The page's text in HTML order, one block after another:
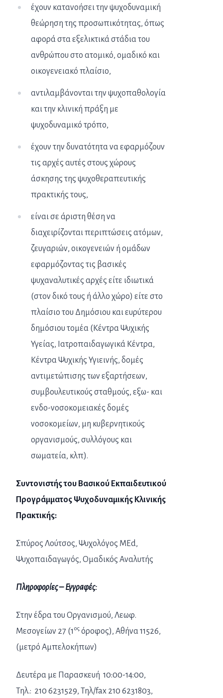
έχουν κατανοήσει την ψυχοδυναμική
θεώρηση της προσωπικότητας, όπως
αφορά στα εξελικτικά στάδια του
ανθρώπου στο ατομικό, ομαδικό και
οικογενειακό πλαίσιο,
αντιλαμβάνονται την ψυχοπαθολογία
και την κλινική πράξη με
ψυχοδυναμικό τρόπο,
έχουν την δυνατότητα να εφαρμόζουν
τις αρχές αυτές στους χώρους
άσκησης της ψυχοθεραπευτικής
πρακτικής τους,
είναι σε άριστη θέση να
διαχειρίζονται περιπτώσεις ατόμων,
ζευγαριών, οικογενειών ή ομάδων
εφαρμόζοντας τις βασικές
ψυχαναλυτικές αρχές είτε ιδιωτικά
(στον δικό τους ή άλλο χώρο) είτε στο
πλαίσιο του Δημόσιου και ευρύτερου
δημόσιου τομέα (Κέντρα Ψυχικής
Υγείας, Ιατροπαιδαγωγικά Κέντρα,
Κέντρα Ψυχικής Υγιεινής, δομές
αντιμετώπισης των εξαρτήσεων,
συμβουλευτικούς σταθμούς, εξω- και
ενδο-νοσοκομειακές δομές
νοσοκομείων, μη κυβερνητικούς
οργανισμούς, συλλόγους και
σωματεία, κλπ).
Συντονιστής του Βασικού Εκπαιδευτικού
Προγράμματος Ψυχοδυναμικής Κλινικής
Πρακτικής:
Σπύρος Λούτσος, Ψυχολόγος ΜΕd,
Ψυχοπαιδαγωγός, Ομαδικός Αναλυτής
Πληροφορίες – Εγγραφές:
Στην έδρα του Οργανισμού, Λεωφ.
Μεσογείων 27 (1 ος όροφος), Αθήνα 11526,
(μετρό Αμπελοκήπων)
Δευτέρα με Παρασκευή 10:00-14:00,
Τηλ.: 210 6231529, Τηλ/fax 210 6231803,